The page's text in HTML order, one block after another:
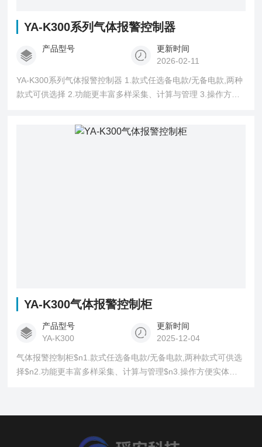
YA-K300系列气体报警控制器
产品型号
更新时间
2026-02-11
YA-K300系列气体报警控制器 1.款式任选备电款/无备电款,两种
款式可供选择 2.功能更丰富多样采集、计算与管理 3.操作方便
要增加相应数量“拓展板”视配置不同可 6.输出接口多样化 2组公
YA-K300气体报警控制柜
产品型号
YA-K300
更新时间
2025-12-04
气体报警控制柜$n1.款式任选备电款/无备电款,两种款式可供选
择$n2.功能更丰富多样采集、计算与管理$n3.操作方便实体按
加相应数量“拓展板”视配置不同可$n6.输出接口多样化$n2组公